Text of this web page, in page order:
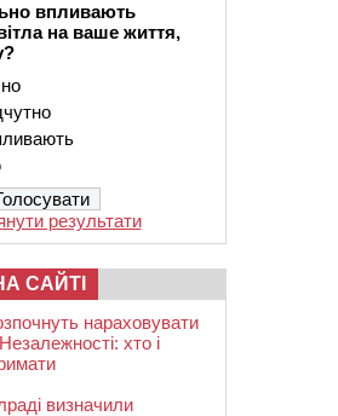
впливають
на ваше життя,
результати
САЙТІ
нараховувати
хто і
визначили